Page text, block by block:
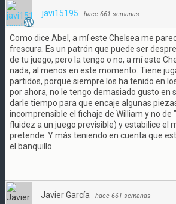
javi15195 · hace 661 semanas
Como dice Abel, a mí este Chelsea me
frescura. Es un patrón que puede ser
de tu juego, pero la tengo o no, a mí este
nada, al menos en este momento. Tiene
partidos, porque siempre los ha tenido en
por ahora, no le tengo demasiado gusto en
darle tiempo para que encaje algunas
incomprensible el fichaje de William y no de
fluidez a un juego previsible) y estabilice el
pretende. Y más teniendo en cuenta que
el banquillo.
Javier García · hace 661 semanas